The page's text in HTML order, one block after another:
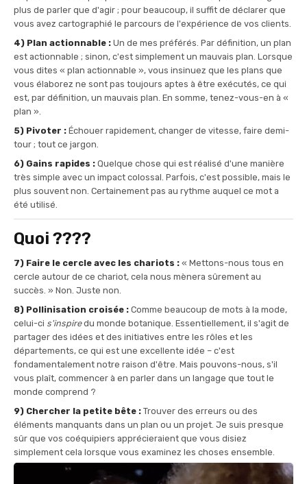
plus de parler que d'agir ; pour beaucoup, il suffit de déclarer que
vous avez cartographié le parcours de l'expérience de vos clients.
4) Plan actionnable : Un de mes préférés. Par définition, un plan
est actionnable ; sinon, c'est simplement un mauvais plan. Lorsque
vous dites « plan actionnable », vous insinuez que les plans que
vous élaborez ne sont pas toujours aptes à être exécutés, ce qui
est, par définition, un mauvais plan. En somme, tenez-vous-en à «
plan ».
5) Pivoter : Échouer rapidement, changer de vitesse, faire demi-
tour ; tout ce jargon.
6) Gains rapides : Quelque chose qui est réalisé d'une manière
très simple avec un impact colossal. Parfois, c'est possible, mais le
plus souvent non. Certainement pas au rythme auquel ce mot a
été utilisé.
Quoi ????
7) Faire le cercle avec les chariots : « Mettons-nous tous en
cercle autour de ce chariot, cela nous mènera sûrement au
succès. » Non. Juste non.
8) Pollinisation croisée : Comme beaucoup de mots à la mode,
celui-ci s'inspiredu monde botanique. Essentiellement, il s'agit de
partager des idées et des initiatives entre les rôles et les
départements, ce qui est une excellente idée – c'est
fondamentalement notre raison d'être. Mais pouvons-nous, s'il
vous plaît, commencer à en parler dans un langage que tout le
monde comprend ?
9) Chercher la petite bête : Trouver des erreurs ou des
éléments manquants dans un plan ou un projet. Je suis presque
sûr que vos coéquipiers apprécieraient que vous disiez
simplement cela lorsque vous examinez les choses ensemble.